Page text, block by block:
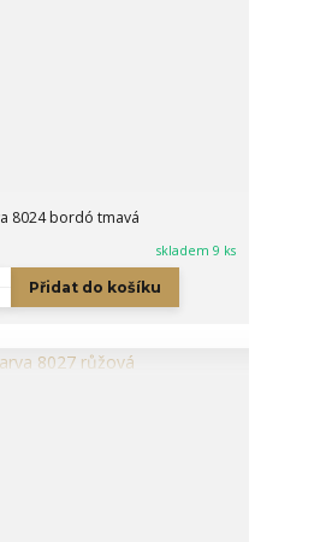
8024 bordó tmavá
skladem 9 ks
Přidat do košíku